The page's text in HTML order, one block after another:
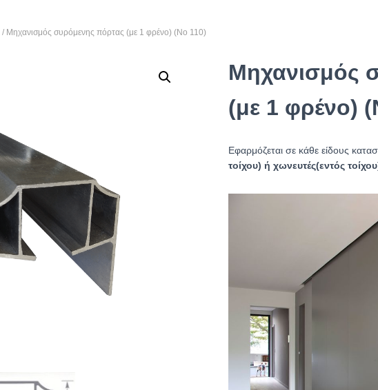
/ Μηχανισμός συρόμενης πόρτας (με 1 φρένο) (No 110)
Μηχανισμός
(με 1 φρένο)
Εφαρμόζεται σε κάθε είδους
τοίχου) ή χωνευτές(εντός